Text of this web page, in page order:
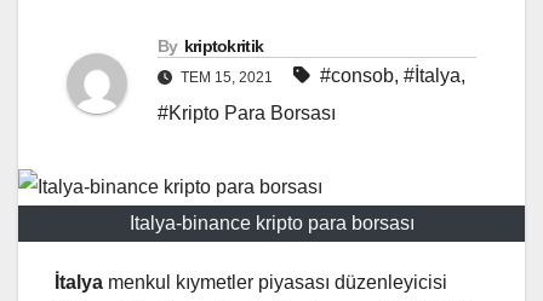
By kriptokritik
TEM 15, 2021 #consob, #İtalya,
#Kripto Para Borsası
Italya-binance kripto para borsası
İtalya menkul kıymetler piyasası düzenleyicisi